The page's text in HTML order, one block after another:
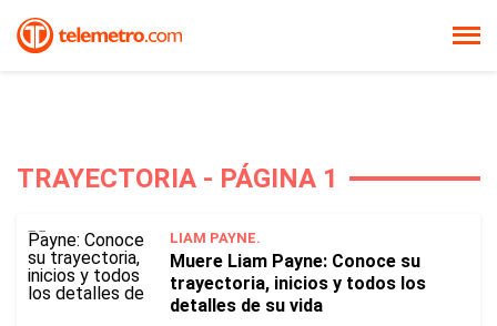
TRAYECTORIA - PÁGINA 1
LIAM PAYNE.
Muere Liam Payne: Conoce su
trayectoria, inicios y todos los
detalles de su vida